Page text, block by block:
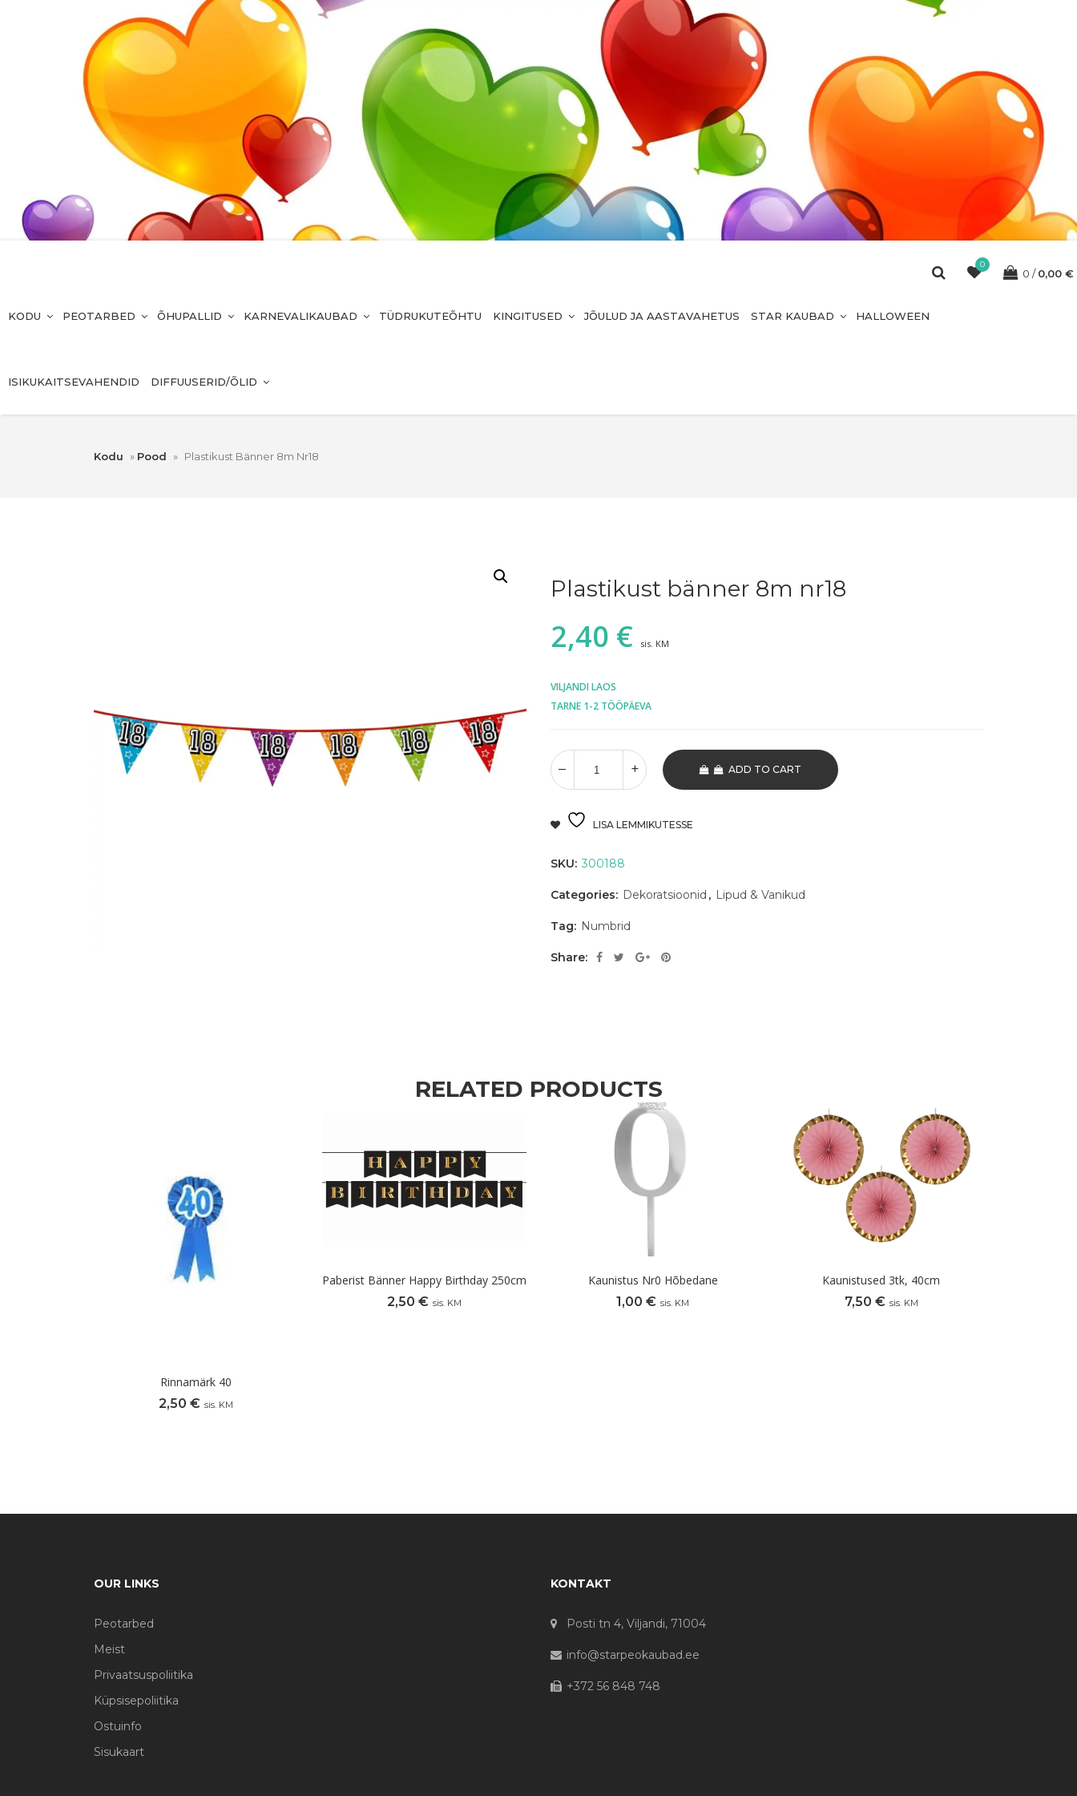
0
0 0,00 €
KODU PEOTARBED ÕHUPALLID KARNEVALIKAUBAD TÜDRUKUTEÕHTU KINGITUSED JÕULUD JA AASTAVAHETUS STAR KAUBAD HALLOWEEN
ISIKUKAITSEVAHENDID DIFFUUSERID/ÕLID
Kodu » Pood » Plastikust Bänner 8m Nr18
Plastikust bänner 8m nr18
2,40 € sis. KM
VILJANDI LAOS
TARNE 1-2 TÖÖPÄEVA
ADD TO CART
LISA LEMMIKUTESSE
SKU: 300188
Categories: Dekoratsioonid , Lipud & Vanikud
Tag: Numbrid
Share:
RELATED PRODUCTS
Rinnamärk 40
2,50 € sis. KM
Paberist Bänner Happy Birthday 250cm
2,50 € sis. KM
Kaunistus Nr0 Hõbedane
1,00 € sis. KM
Kaunistused 3tk, 40cm
7,50 € sis. KM
OUR LINKS
Peotarbed
Meist
Privaatsuspoliitika
Küpsisepoliitika
Ostuinfo
Sisukaart
KONTAKT
Posti tn 4, Viljandi, 71004
info@starpeokaubad.ee
+372 56 848 748